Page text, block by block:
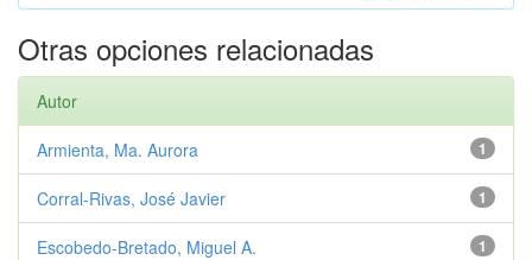
Otras opciones relacionadas
Autor
1
Armienta, Ma. Aurora
1
Corral-Rivas, José Javier
1
Escobedo-Bretado, Miguel A.